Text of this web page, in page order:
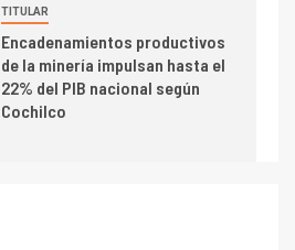
BHP proyecta producción de
cobre cercana a 2 millones de
toneladas tras récord en
Escondida
TITULAR
Encadenamientos productivos
de la minería impulsan hasta el
22% del PIB nacional según
Cochilco